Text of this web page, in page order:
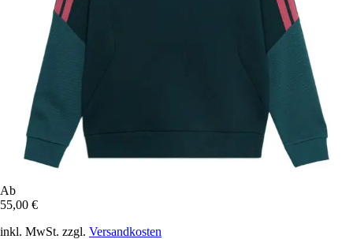
Ab
55,00 €
inkl. MwSt. zzgl. Versandkosten